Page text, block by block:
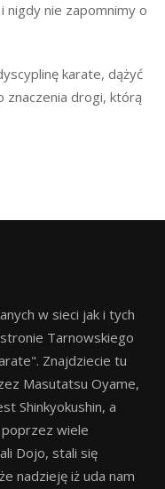
nigdy nie zapomnimy o
karate, dążyć
znaczenia drogi, którą
w sieci jak i tych
Tarnowskiego
Znajdziecie tu
Masutatsu Oyame,
Shinkyokushin, a
wiele
Dojo, stali się
nadzieję iż uda nam